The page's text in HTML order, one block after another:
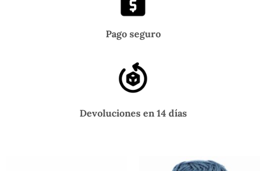
Pago seguro
Devoluciones en 14 días